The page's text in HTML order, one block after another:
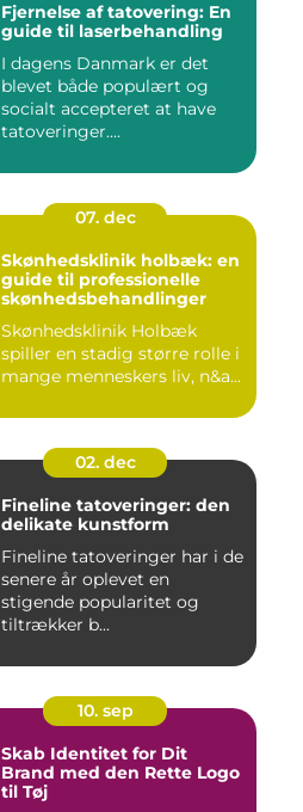
Fjernelse af tatovering: En
guide til laserbehandling
I dagens Danmark er det
blevet både populært og
socialt accepteret at have
tatoveringer....
07. dec
Skønhedsklinik holbæk: en
guide til professionelle
skønhedsbehandlinger
Skønhedsklinik Holbæk
spiller en stadig større rolle i
mange menneskers liv, n&a...
02. dec
Fineline tatoveringer: den
delikate kunstform
Fineline tatoveringer har i de
senere år oplevet en
stigende popularitet og
tiltrækker b...
10. sep
Skab Identitet for Dit
Brand med den Rette Logo
til Tøj